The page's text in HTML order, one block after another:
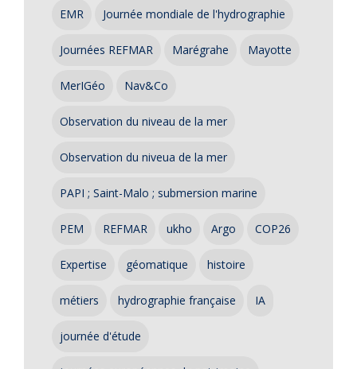
EMR Journée mondiale de l'hydrographie
Journées REFMAR Marégrahe Mayotte
MerIGéo Nav&Co
Observation du niveau de la mer
Observation du niveua de la mer
PAPI ; Saint-Malo ; submersion marine
PEM REFMAR ukho Argo COP26
Expertise géomatique histoire
métiers hydrographie française IA
journée d'étude